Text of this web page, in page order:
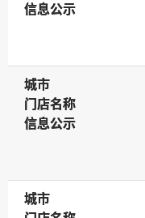
信息公示
信息公示
城市
城市
门店名称
门店名称
信息公示
信息公示
城市
城市